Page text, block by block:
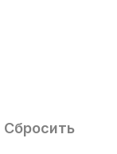
Сбросить